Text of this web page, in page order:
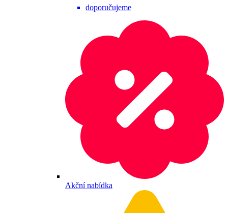
doporučujeme
Akční nabídka